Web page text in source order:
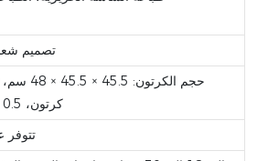
تصميم
كرتون، 9.7/10.5 كجم
تتوفر